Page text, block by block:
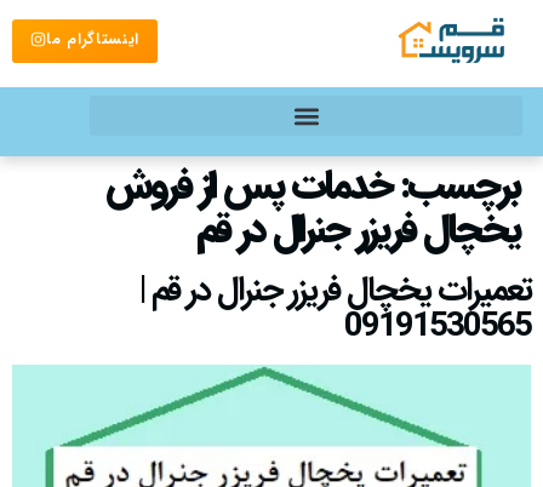
اینستاگرام ما
برچسب:خدمات پس از فروش
یخچال فریزر جنرال در قم
تعمیرات یخچال فریزر جنرال در قم |
09191530565